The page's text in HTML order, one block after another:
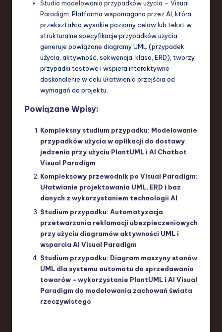
Studio modelowania przypadków użycia – Visual
Paradigm: Platforma wspomagana przez AI, która
przekształca wysokie poziomy celów lub tekst w
strukturalne specyfikacje przypadków użycia,
generuje powiązane diagramy UML (przypadek
użycia, aktywność, sekwencja, klasa, ERD), tworzy
przypadki testowe i wspiera interaktywne
doskonalenie w celu ułatwienia przejścia od
wymagań do projektu.
Powiązane Wpisy:
Kompleksny studium przypadku: Modelowanie
przypadków użycia w aplikacji do dostawy
jedzenia przy użyciu PlantUML i AI Chatbot
Visual Paradigm
Kompleksowy przewodnik po Visual Paradigm:
Ułatwianie projektowania UML, ERD i baz
danych z wykorzystaniem technologii AI
Studium przypadku: Automatyzacja
przetwarzania reklamacji ubezpieczeniowych
przy użyciu diagramów aktywności UML i
wsparcia AI Visual Paradigm
Studium przypadku: Diagram maszyny stanów
UML dla systemu automatu do sprzedawania
towarów – wykorzystanie PlantUML i AI Visual
Paradigm do modelowania zachowań świata
rzeczywistego